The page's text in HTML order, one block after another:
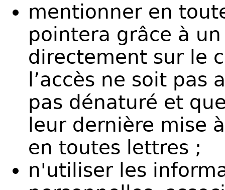
mentionner en
pointera grâce à
directement sur le
l’accès ne soit
pas dénaturé et
leur dernière mise
en toutes lettres ;
n'utiliser les